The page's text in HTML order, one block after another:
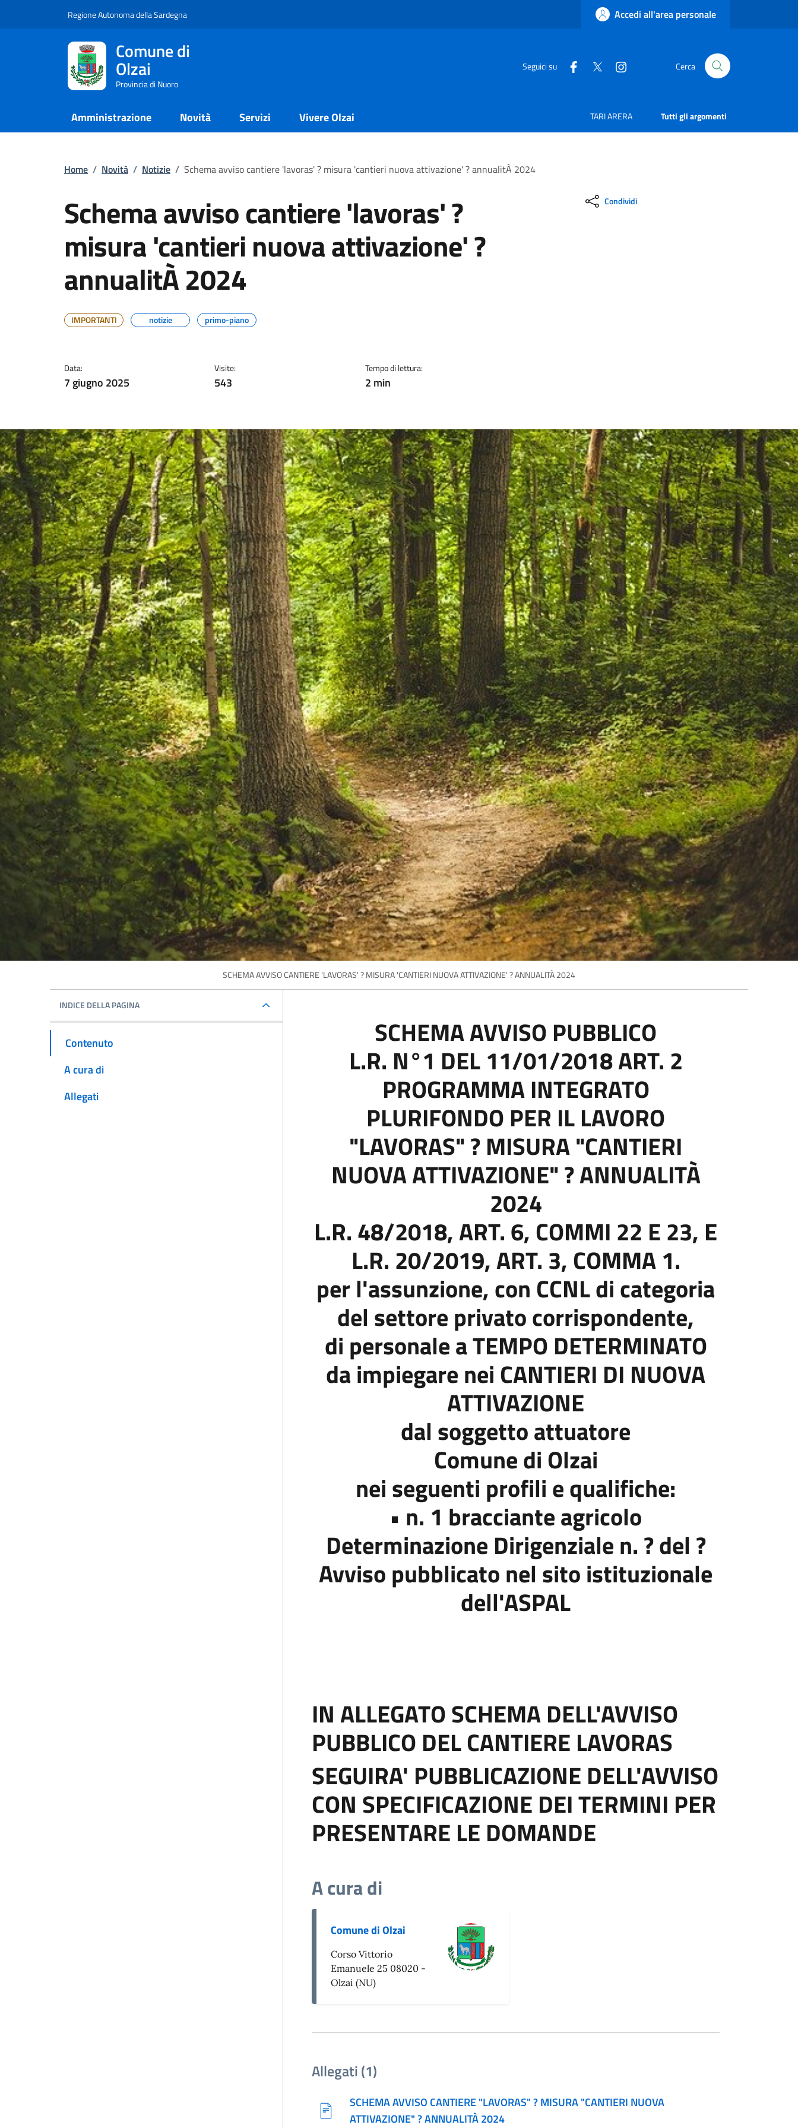
Regione Autonoma della Sardegna Accedi all'area personale
Comune di
Olzai
Provincia di Nuoro
Seguici su Cerca
Amministrazione Novità Servizi Vivere Olzai TARI ARERA Tutti gli argomenti
Home / Novità / Notizie / Schema avviso cantiere 'lavoras' ? misura 'cantieri nuova attivazione' ? annualitÀ 2024
Schema avviso cantiere 'lavoras' ?
misura 'cantieri nuova attivazione' ?
annualitÀ 2024
IMPORTANTI notizie primo-piano
Data:
7 giugno 2025
Visite:
543
Tempo di lettura:
2 min
Condividi
SCHEMA AVVISO CANTIERE 'LAVORAS' ? MISURA 'CANTIERI NUOVA ATTIVAZIONE' ? ANNUALITÀ 2024
INDICE DELLA PAGINA
Contenuto
A cura di
Allegati
SCHEMA AVVISO PUBBLICO
L.R. N°1 DEL 11/01/2018 ART. 2
PROGRAMMA INTEGRATO
PLURIFONDO PER IL LAVORO
"LAVORAS" ? MISURA "CANTIERI
NUOVA ATTIVAZIONE" ? ANNUALITÀ
2024
L.R. 48/2018, ART. 6, COMMI 22 E 23, E
L.R. 20/2019, ART. 3, COMMA 1.
per l'assunzione, con CCNL di categoria
del settore privato corrispondente,
di personale a TEMPO DETERMINATO
da impiegare nei CANTIERI DI NUOVA
ATTIVAZIONE
dal soggetto attuatore
Comune di Olzai
nei seguenti profili e qualifiche:
• n. 1 bracciante agricolo
Determinazione Dirigenziale n. ? del ?
Avviso pubblicato nel sito istituzionale
dell'ASPAL
IN ALLEGATO SCHEMA DELL'AVVISO
PUBBLICO DEL CANTIERE LAVORAS
SEGUIRA' PUBBLICAZIONE DELL'AVVISO
CON SPECIFICAZIONE DEI TERMINI PER
PRESENTARE LE DOMANDE
A cura di
Comune di Olzai
Corso Vittorio
Emanuele 25 08020 -
Olzai (NU)
Allegati (1)
SCHEMA AVVISO CANTIERE "LAVORAS" ? MISURA "CANTIERI NUOVA
ATTIVAZIONE" ? ANNUALITÀ 2024